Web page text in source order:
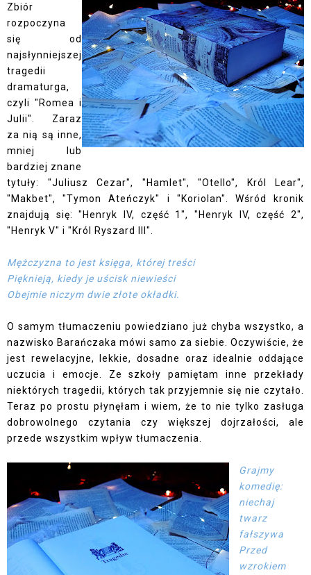
Zbiór
rozpoczyna
się od
najsłynniejszej
tragedii
dramaturga,
czyli "Romea i
Julii". Zaraz
za nią są inne,
mniej lub
bardziej znane
tytuły: "Juliusz Cezar", "Hamlet", "Otello", Król Lear",
"Makbet", "Tymon Ateńczyk" i "Koriolan". Wśród kronik
znajdują się: "Henryk IV, część 1", "Henryk IV, część 2",
"Henryk V" i "Król Ryszard III".
Mężczyzna to jest księga, której treści
Pięknieją, kiedy je uścisk niewieści
Obejmie niczym dwie złote okładki.
O samym tłumaczeniu powiedziano już chyba wszystko, a
nazwisko Barańczaka mówi samo za siebie. Oczywiście, że
jest rewelacyjne, lekkie, dosadne oraz idealnie oddające
uczucia i emocje. Ze szkoły pamiętam inne przekłady
niektórych tragedii, których tak przyjemnie się nie czytało.
Teraz po prostu płynęłam i wiem, że to nie tylko zasługa
dobrowolnego czytania czy większej dojrzałości, ale
przede wszystkim wpływ tłumaczenia.
Grajmy
komedię:
niechaj
twarz
fałszywa
Przed
wzrokiem